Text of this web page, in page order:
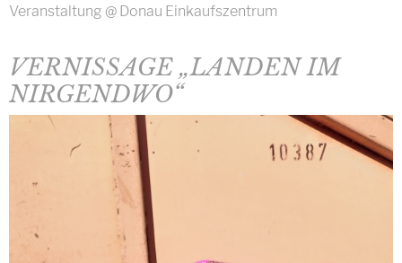
Veranstaltung @ Donau Einkaufszentrum
VERNISSAGE „LANDEN IM
NIRGENDWO“